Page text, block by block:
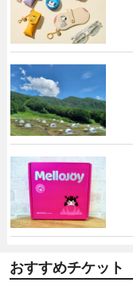
おすすめチケット